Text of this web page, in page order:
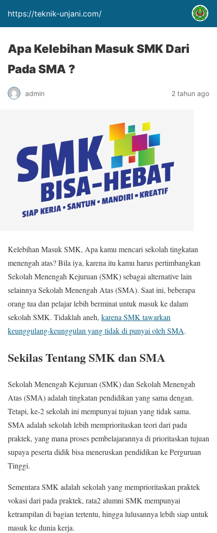
https://teknik-unjani.com/
Apa Kelebihan Masuk SMK Dari
Pada SMA ?
admin 2 tahun ago
Kelebihan Masuk SMK, Apa kamu mencari sekolah tingkatan
menengah atas? Bila iya, karena itu kamu harus pertimbangkan
Sekolah Menengah Kejuruan (SMK) sebagai alternative lain
selainnya Sekolah Menengah Atas (SMA). Saat ini, beberapa
orang tua dan pelajar lebih berminat untuk masuk ke dalam
sekolah SMK. Tidaklah aneh, karena SMK tawarkan
keunggulang-keunggulan yang tidak di punyai oleh SMA.
Sekilas Tentang SMK dan SMA
Sekolah Menengah Kejuruan (SMK) dan Sekolah Menengah
Atas (SMA) adalah tingkatan pendidikan yang sama dengan.
Tetapi, ke-2 sekolah ini mempunyai tujuan yang tidak sama.
SMA adalah sekolah lebih memprioritaskan teori dari pada
praktek, yang mana proses pembelajarannya di prioritaskan tujuan
supaya peserta didik bisa meneruskan pendidikan ke Perguruan
Tinggi.
Sementara SMK adalah sekolah yang memprioritaskan praktek
vokasi dari pada praktek, rata2 alumni SMK mempunyai
ketrampilan di bagian tertentu, hingga lulusannya lebih siap untuk
masuk ke dunia kerja.